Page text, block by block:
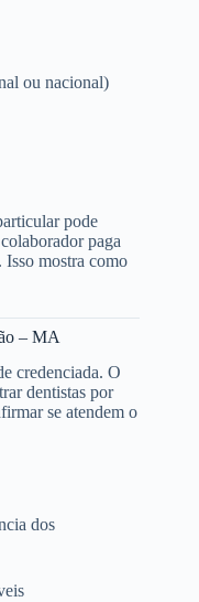
ou nacional)
pode
paga
Isso mostra como
– MA
credenciada. O
dentistas por
se atendem o
dos